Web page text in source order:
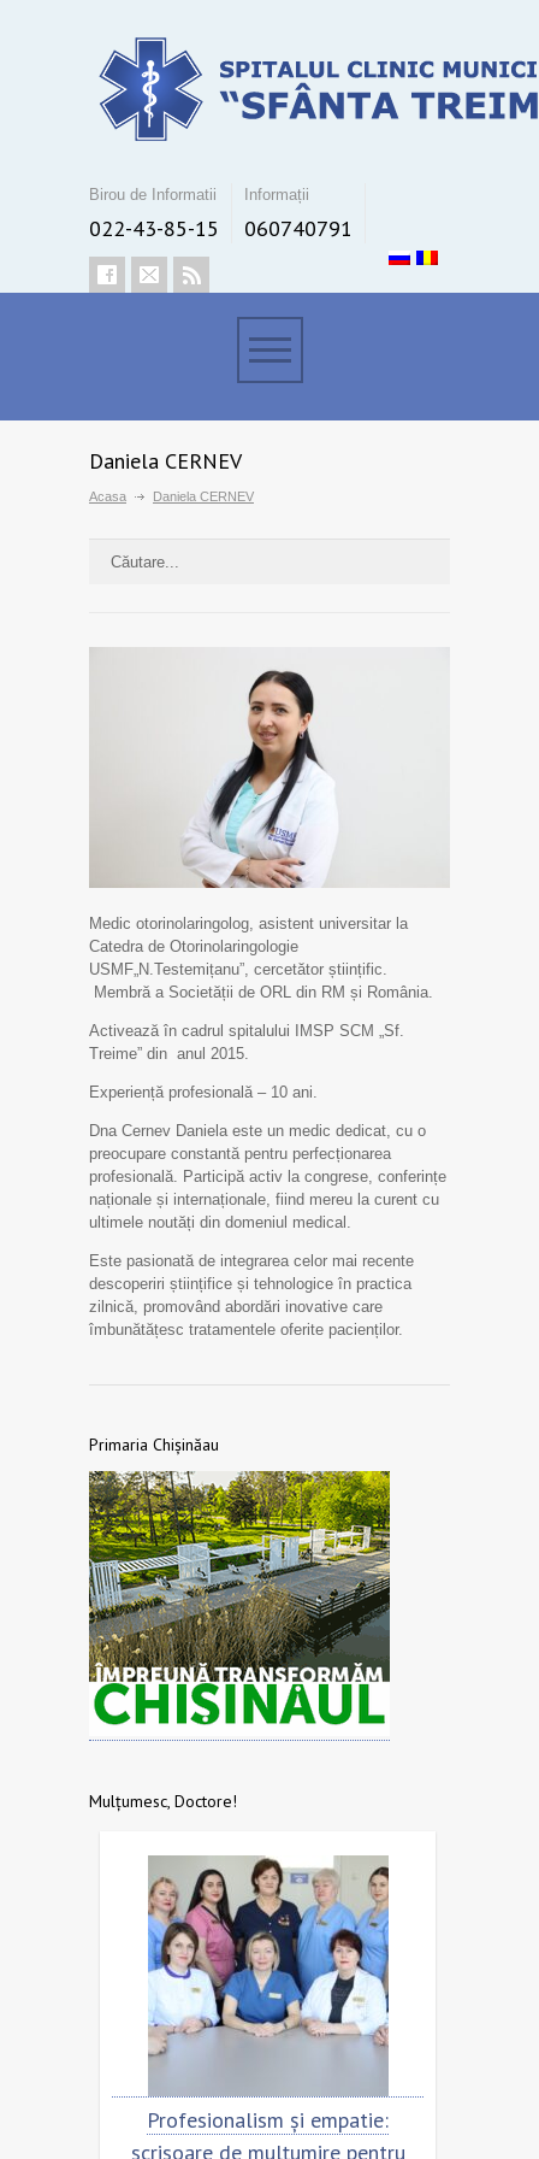
Birou de Informatii
022-43-85-15
Informații
060740791
Daniela CERNEV
Acasa Daniela CERNEV
Medic otorinolaringolog, asistent universitar la
Catedra de Otorinolaringologie
USMF„N.Testemițanu”, cercetător științific.
Membră a Societății de ORL din RM și România.
Activează în cadrul spitalului IMSP SCM „Sf.
Treime” din anul 2015.
Experiență profesională – 10 ani.
Dna Cernev Daniela este un medic dedicat, cu o
preocupare constantă pentru perfecționarea
profesională. Participă activ la congrese, conferințe
naționale și internaționale, fiind mereu la curent cu
ultimele noutăți din domeniul medical.
Este pasionată de integrarea celor mai recente
descoperiri științifice și tehnologice în practica
zilnică, promovând abordări inovative care
îmbunătățesc tratamentele oferite pacienților.
Primaria Chișinăau
Mulțumesc, Doctore!
Profesionalism și empatie:
scrisoare de mulțumire pentru